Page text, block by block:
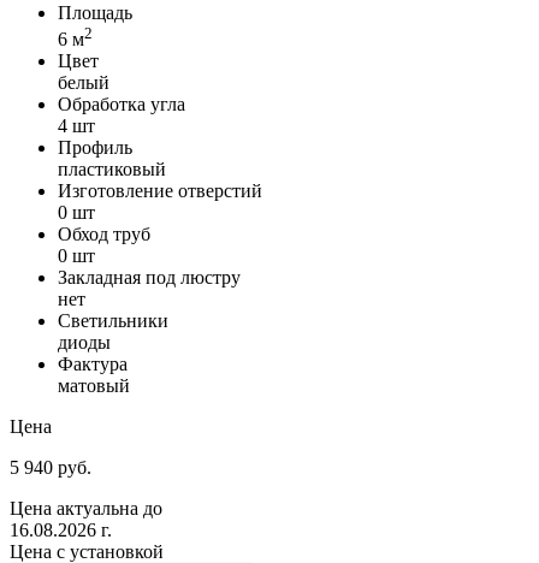
Площадь
6 м2
Цвет
белый
Обработка угла
4 шт
Профиль
пластиковый
Изготовление отверстий
0 шт
Обход труб
0 шт
Закладная под люстру
нет
Светильники
диоды
Фактура
матовый
Цена
5 940 руб.
Цена актуальна до
16.08.2026 г.
Цена с установкой